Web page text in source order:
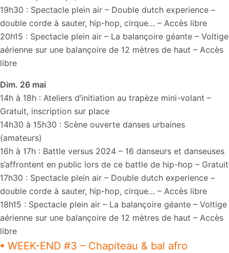
19h30 : Spectacle plein air – Double dutch experience –
double corde à sauter, hip-hop, cirque… – Accès libre
20h15 : Spectacle plein air – La balançoire géante – Voltige
aérienne sur une balançoire de 12 mètres de haut – Accès
libre
Dim. 26 mai
14h à 18h : Ateliers d’initiation au trapèze mini-volant –
Gratuit, inscription sur place
14h30 à 15h30 : Scène ouverte danses urbaines
(amateurs)
16h à 17h : Battle versus 2024 – 16 danseurs et danseuses
s’affrontent en public lors de ce battle de hip-hop – Gratuit
17h30 : Spectacle plein air – Double dutch experience –
double corde à sauter, hip-hop, cirque… – Accès libre
18h15 : Spectacle plein air – La balançoire géante – Voltige
aérienne sur une balançoire de 12 mètres de haut – Accès
libre
• WEEK-END #3 – Chapiteau & bal afro